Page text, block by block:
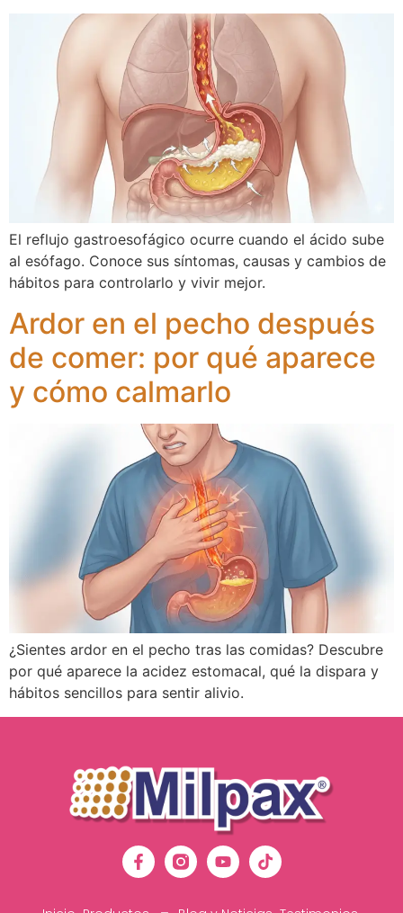
El reflujo gastroesofágico ocurre cuando el ácido sube
al esófago. Conoce sus síntomas, causas y cambios de
hábitos para controlarlo y vivir mejor.
Ardor en el pecho después
de comer: por qué aparece
y cómo calmarlo
¿Sientes ardor en el pecho tras las comidas? Descubre
por qué aparece la acidez estomacal, qué la dispara y
hábitos sencillos para sentir alivio.